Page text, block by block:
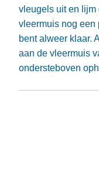
vleugels uit en lijm
vleermuis nog een
bent alweer klaar.
aan de vleermuis
ondersteboven